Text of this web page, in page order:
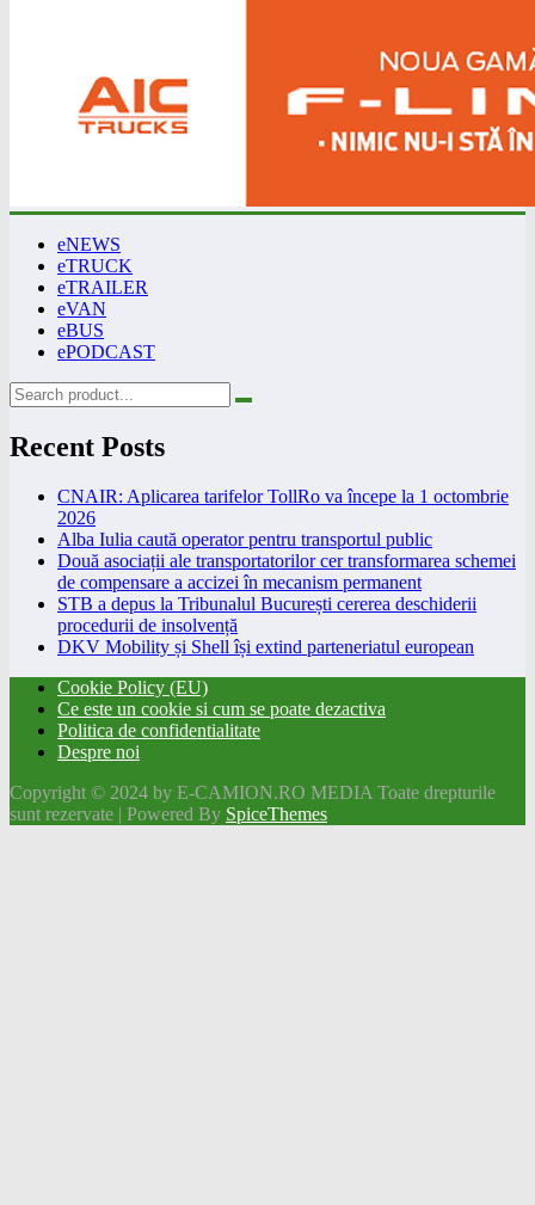
eNEWS
eTRUCK
eTRAILER
eVAN
eBUS
ePODCAST
Recent Posts
CNAIR: Aplicarea tarifelor TollRo va începe la 1 octombrie
2026
Alba Iulia caută operator pentru transportul public
Două asociații ale transportatorilor cer transformarea schemei
de compensare a accizei în mecanism permanent
STB a depus la Tribunalul București cererea deschiderii
procedurii de insolvență
DKV Mobility și Shell își extind parteneriatul european
Cookie Policy (EU)
Ce este un cookie si cum se poate dezactiva
Politica de confidentialitate
Despre noi
Copyright © 2024 by E-CAMION.RO MEDIA Toate drepturile
sunt rezervate | Powered By SpiceThemes